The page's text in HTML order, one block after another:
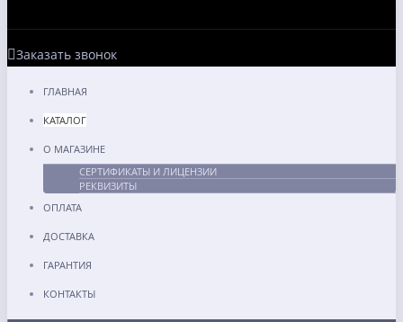
Заказать звонок
ГЛАВНАЯ
КАТАЛОГ
О МАГАЗИНЕ
СЕРТИФИКАТЫ И ЛИЦЕНЗИИ
РЕКВИЗИТЫ
ОПЛАТА
ДОСТАВКА
ГАРАНТИЯ
КОНТАКТЫ